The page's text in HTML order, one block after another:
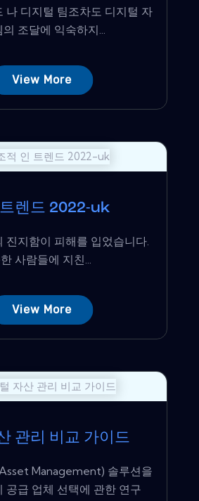
나 디지털 팀조차도 디지털 자
조달에 익숙하지...
View More
렌드 2022-uk
진지함이 피해를 입었습니다.
사람들에 지친...
View More
관리 비교 가이드
Management) 솔루션을
공급 업체 선택에 관한 연구